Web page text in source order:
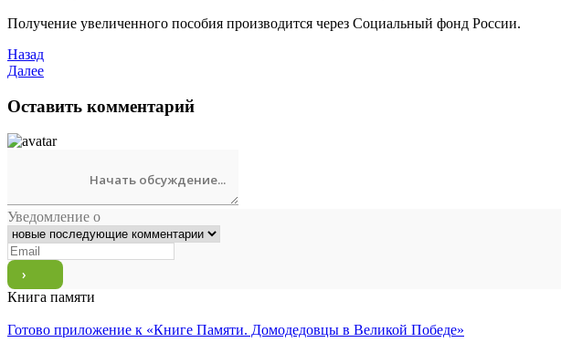
Получение увеличенного пособия производится через Социальный фонд России.
Назад
Далее
Оставить комментарий
Уведомление о
Книга памяти
Готово приложение к «Книге Памяти. Домодедовцы в Великой Победе»